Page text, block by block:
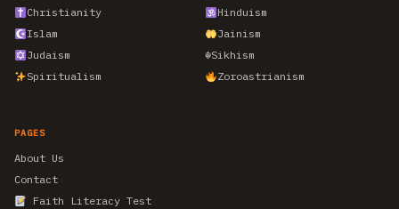
Christianity
Hinduism
Islam
Jainism
Judaism
☬Sikhism
Spiritualism
Zoroastrianism
PAGES
About Us
Contact
Faith Literacy Test